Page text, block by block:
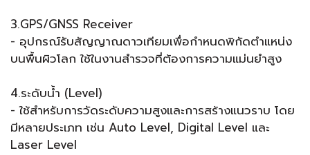
3.GPS/GNSS Receiver
- อุปกรณ์รับสัญญาณดาวเทียมเพื่อกำหนดพิกัดตำแหน่ง
บนพื้นผิวโลก ใช้ในงานสำรวจที่ต้องการความแม่นยำสูง
4.ระดับน้ำ (Level)
- ใช้สำหรับการวัดระดับความสูงและการสร้างแนวราบ โดย
มีหลายประเภท เช่น Auto Level, Digital Level และ
Laser Level